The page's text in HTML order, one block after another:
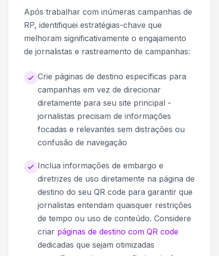
Após trabalhar com inúmeras campanhas de
RP, identifiquei estratégias-chave que
melhoram significativamente o engajamento
de jornalistas e rastreamento de campanhas:
Crie páginas de destino específicas para
campanhas em vez de direcionar
diretamente para seu site principal -
jornalistas precisam de informações
focadas e relevantes sem distrações ou
confusão de navegação
Inclua informações de embargo e
diretrizes de uso diretamente na página de
destino do seu QR code para garantir que
jornalistas entendam quaisquer restrições
de tempo ou uso de conteúdo. Considere
criar páginas de destino com QR code
dedicadas que sejam otimizadas